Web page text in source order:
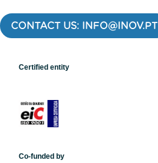
CONTACT US: INFO@INOV.PT
Certified entity
Co-funded by